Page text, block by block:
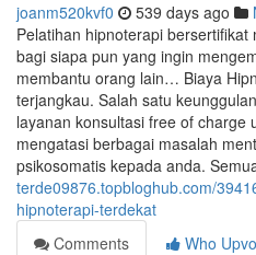
joanm520kvf0 539 days ago
Pelatihan hipnoterapi
bagi siapa pun yang ingin
membantu orang lain… Biaya
terjangkau. Salah satu
layanan konsultasi free of charge
mengatasi berbagai masalah
psikosomatis kepada anda.
terde09876.topbloghub.com/
hipnoterapi-terdekat
Comments
Who